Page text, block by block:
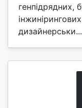
генпідрядних,
дизайнерськи...